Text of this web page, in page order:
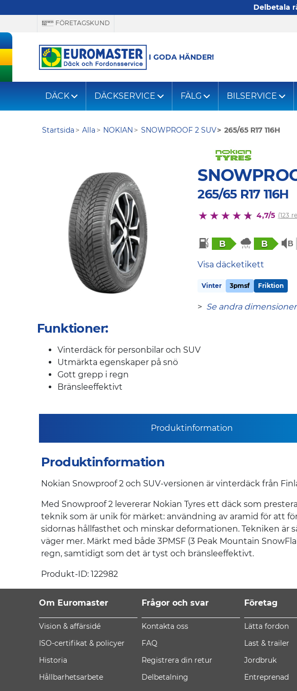
Delbetala
FÖRETAGSKUND
I GODA HÄNDER!
DÄCK DÄCKSERVICE FÄLG BILSERVICE
Startsida Alla NOKIAN SNOWPROOF 2 SUV 265/65 R17 116H
265/65 R17 116H
4,7/5 (123
B B
Visa däcketikett
Vinter 3pmsf Friktion
> Se andra
Funktioner:
Vinterdäck för personbilar och SUV
Utmärkta egenskaper på snö
Gott grepp i regn
Bränsleeffektivt
Produktinformation
Produktinformation
Nokian Snowproof 2 och SUV-versionen är vinterdäck från
Med Snowproof 2 levererar Nokian Tyres ett däck som
teknik som är unik för märket: användning av aramid för att
sidornas hållfasthet och minskar deformationen. Tekniken är
väger mer. Märkt med både 3PMSF (3 Peak Mountain
regn, samtidigt som det är tyst och bränsleeffektivt.
Produkt-ID: 122982
Om Euromaster
Vision & affärsidé
ISO-certifikat & policyer
Historia
Hållbarhetsarbete
Frågor och svar
Kontakta oss
FAQ
Registrera din retur
Delbetalning
Företag
Lätta fordon
Last & trailer
Jordbruk
Entreprenad